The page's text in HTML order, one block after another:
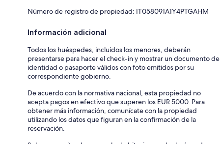
Número de registro de propiedad: IT058091A1Y4PTGAHM
Información adicional
Todos los huéspedes, incluidos los menores, deberán
presentarse para hacer el check-in y mostrar un documento de
identidad o pasaporte válidos con foto emitidos por su
correspondiente gobierno.
De acuerdo con la normativa nacional, esta propiedad no
acepta pagos en efectivo que superen los EUR 5000. Para
obtener más información, comunícate con la propiedad
utilizando los datos que figuran en la confirmación de la
reservación.